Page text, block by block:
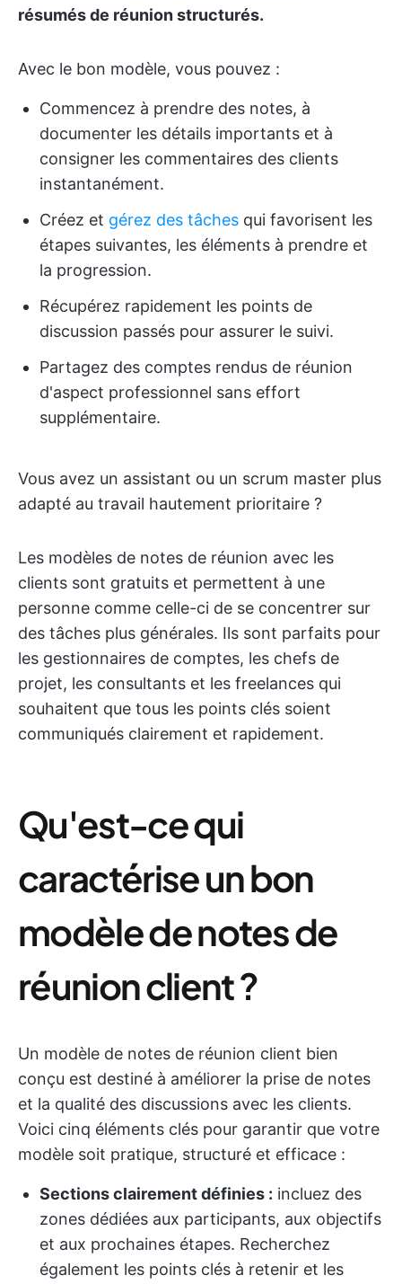
résumés de réunion structurés.
Avec le bon modèle, vous pouvez :
Commencez à prendre des notes, à
documenter les détails importants et à
consigner les commentaires des clients
instantanément.
Créez et gérez des tâches qui favorisent les
étapes suivantes, les éléments à prendre et
la progression.
Récupérez rapidement les points de
discussion passés pour assurer le suivi.
Partagez des comptes rendus de réunion
d'aspect professionnel sans effort
supplémentaire.
Vous avez un assistant ou un scrum master plus
adapté au travail hautement prioritaire ?
Les modèles de notes de réunion avec les
clients sont gratuits et permettent à une
personne comme celle-ci de se concentrer sur
des tâches plus générales. Ils sont parfaits pour
les gestionnaires de comptes, les chefs de
projet, les consultants et les freelances qui
souhaitent que tous les points clés soient
communiqués clairement et rapidement.
Qu'est-ce qui
caractérise un bon
modèle de notes de
réunion client ?
Un modèle de notes de réunion client bien
conçu est destiné à améliorer la prise de notes
et la qualité des discussions avec les clients.
Voici cinq éléments clés pour garantir que votre
modèle soit pratique, structuré et efficace :
Sections clairement définies : incluez des
zones dédiées aux participants, aux objectifs
et aux prochaines étapes. Recherchez
également les points clés à retenir et les